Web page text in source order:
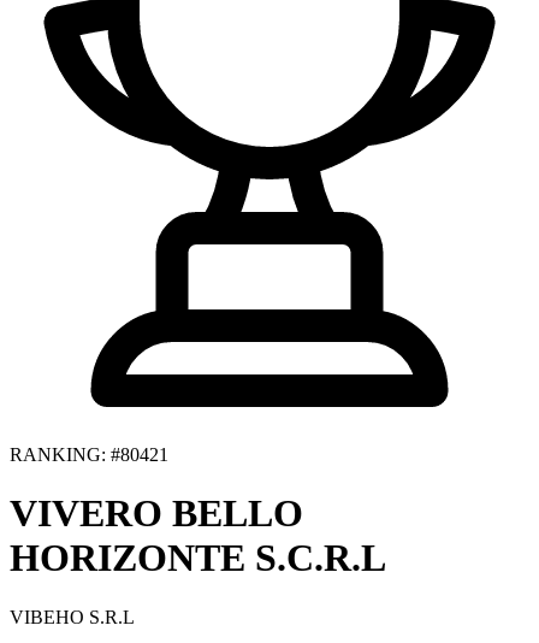
RANKING: #80421
VIVERO BELLO
HORIZONTE S.C.R.L
VIBEHO S.R.L